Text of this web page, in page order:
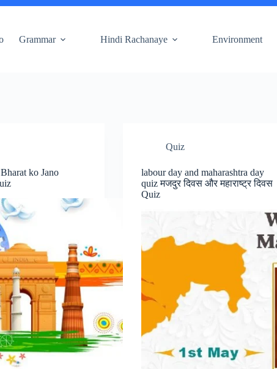
Grammar Hindi Rachanaye Environment
ko Jano
Quiz
labour day and maharashtra day
quiz मजदुर दिवस और महाराष्ट्र दिवस
Quiz